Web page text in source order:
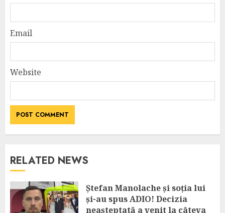
Email
Website
RELATED NEWS
Ștefan Manolache și soția lui
și-au spus ADIO! Decizia
neașteptată a venit la câteva